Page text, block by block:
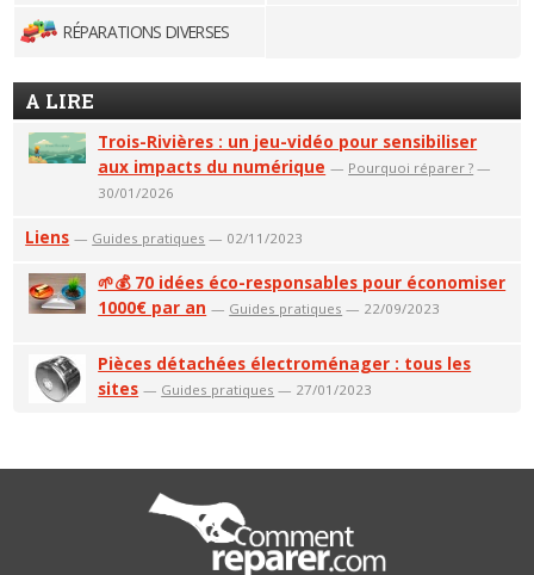
RÉPARATIONS DIVERSES
A LIRE
Trois-Rivières : un jeu-vidéo pour sensibiliser
aux impacts du numérique — Pourquoi réparer ? —
30/01/2026
Liens — Guides pratiques — 02/11/2023
🌱💰 70 idées éco-responsables pour économiser
1000€ par an — Guides pratiques — 22/09/2023
Pièces détachées électroménager : tous les
sites — Guides pratiques — 27/01/2023